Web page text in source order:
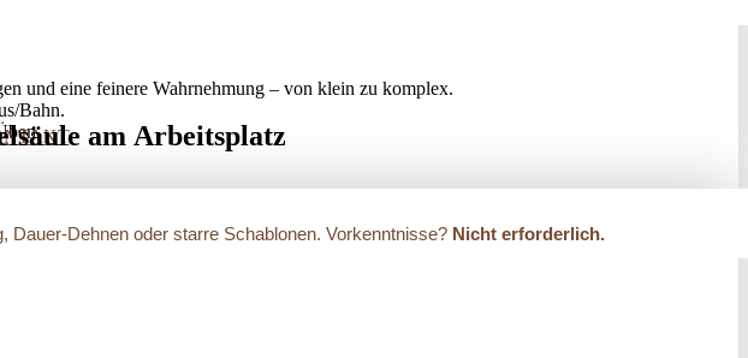
am Arbeitsplatz
und eine feinere Wahrnehmung – von klein zu komplex.
Bahn.
Dauer-Dehnen oder starre Schablonen. Vorkenntnisse? Nicht erforderlich.